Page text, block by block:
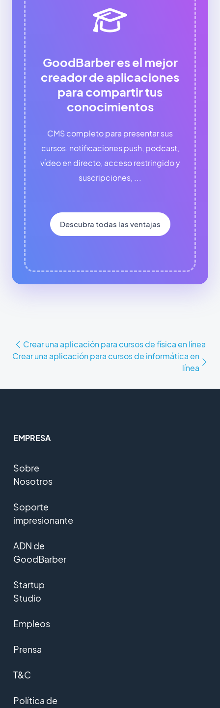
GoodBarber es el mejor
creador de aplicaciones
para compartir tus
conocimientos
CMS completo para presentar sus
cursos, notificaciones push, podcast,
vídeo en directo, acceso restringido y
suscripciones, ...
Descubra todas las ventajas
Crear una aplicación para cursos de física en línea
Crear una aplicación para cursos de informática en
línea
EMPRESA
Sobre
Nosotros
Soporte
impresionante
ADN de
GoodBarber
Startup
Studio
Empleos
Prensa
T&C
Política de